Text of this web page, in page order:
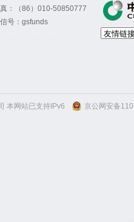
：（86）010-50850777
号：gsfunds
本网站已支持IPv6 京公网安备